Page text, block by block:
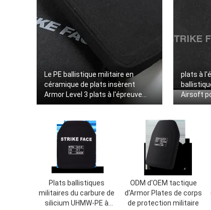
Le PE ballistique militaire en
céramique de plats insèrent
Armor Level 3 plats à l'épreuve
des balles
plats à
Airsoft
Plats ballistiques
militaires du carbure de
silicium UHMW-PE à
ODM d'OEM tactique
d'Armor Plates de corps
de protection militaire